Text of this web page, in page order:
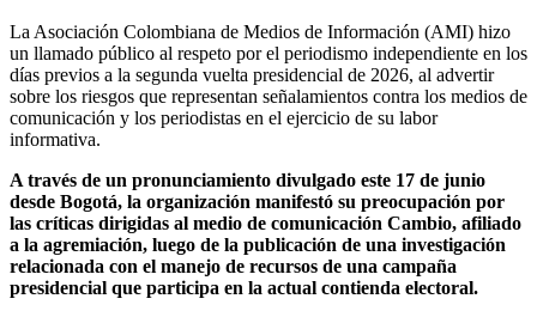
La Asociación Colombiana de Medios de Información (AMI) hizo
un llamado público al respeto por el periodismo independiente en los
días previos a la segunda vuelta presidencial de 2026, al advertir
sobre los riesgos que representan señalamientos contra los medios de
comunicación y los periodistas en el ejercicio de su labor
informativa.
A través de un pronunciamiento divulgado este 17 de junio
desde Bogotá, la organización manifestó su preocupación por
las críticas dirigidas al medio de comunicación Cambio, afiliado
a la agremiación, luego de la publicación de una investigación
relacionada con el manejo de recursos de una campaña
presidencial que participa en la actual contienda electoral.